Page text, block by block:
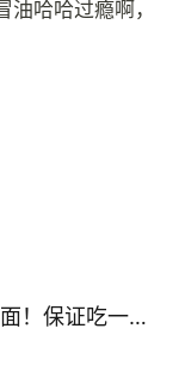
哈哈过瘾啊，
酸辣爽口的凉拌面！保证吃一次就上瘾